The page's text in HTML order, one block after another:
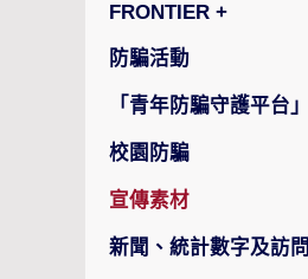
FRONTIER +
防騙活動
「青年防騙守護平台」
校園防騙
宣傳素材
新聞、統計數字及訪問